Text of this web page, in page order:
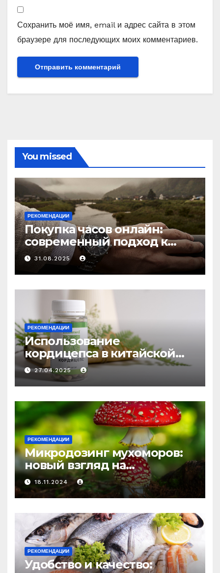
Сохранить моё имя, email и адрес сайта в этом
браузере для последующих моих комментариев.
You missed
РЕКОМЕНДАЦИИ
Покупка часов онлайн:
современный подход к
выбору аксессуаров
31.08.2025
РЕКОМЕНДАЦИИ
Использование
кордицепса в китайской
медицине: природное
средство против усталости
и истощения
27.04.2025
РЕКОМЕНДАЦИИ
Микродозинг мухоморов:
новый взгляд на
психоделику
18.11.2024
РЕКОМЕНДАЦИИ
Удобство и качество: